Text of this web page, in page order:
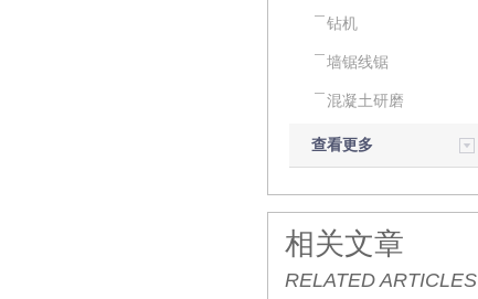
钻机
墙锯线锯
混凝土研磨
查看更多
相关文章
RELATED ARTICLES